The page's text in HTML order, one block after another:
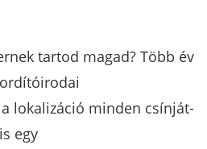
tartod magad? Több év
lokalizáció minden csínját-
egy